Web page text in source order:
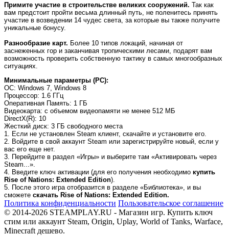
Примите участие в строительстве великих сооружений. Так как
вам предстоит пройти весьма длинный путь, не поленитесь принять
участие в возведении 14 чудес света, за которые вы также получите
уникальные бонусу.
Разнообразие карт. Более 10 типов локаций, начиная от
заснеженных гор и заканчивая тропическими лесами, подарят вам
возможность проверить собственную тактику в самых многообразных
ситуациях.
Минимальные параметры (PC):
OC: Windows 7, Windows 8
Процессор: 1.6 ГГц
Оперативная Память: 1 ГБ
Видеокарта: с объемом видеопамяти не менее 512 МБ
DirectX(R): 10
Жесткий диск: 3 ГБ свободного места
1. Если не установлен Steam клиент, скачайте и установите его.
2. Войдите в свой аккаунт Steam или зарегистрируйте новый, если у
вас его еще нет.
3. Перейдите в раздел «Игры» и выберите там «Активировать через
Steam...».
4. Введите ключ активации (для его получения необходимо купить
Rise of Nations: Extended Edition).
5. После этого игра отобразится в разделе «Библиотека», и вы
сможете скачать Rise of Nations: Extended Edition.
Политика конфиденциальности Пользовательское соглашение
© 2014-2026 STEAMPLAY.RU - Магазин игр. Купить ключ
стим или аккаунт Steam, Origin, Uplay, World of Tanks, Warface,
Minecraft дешево.